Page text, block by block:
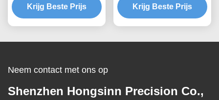
Krijg Beste Prijs
fabricage van metalen
met precisie
Krijg Beste Prijs
Neem contact met ons op
Shenzhen Hongsinn Precision Co.,